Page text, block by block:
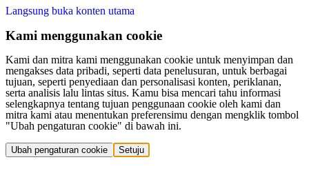
Langsung buka konten utama
Kami menggunakan cookie
Kami dan mitra kami menggunakan cookie untuk menyimpan dan
mengakses data pribadi, seperti data penelusuran, untuk berbagai
tujuan, seperti penyediaan dan personalisasi konten, periklanan,
serta analisis lalu lintas situs. Kamu bisa mencari tahu informasi
selengkapnya tentang tujuan penggunaan cookie oleh kami dan
mitra kami atau menentukan preferensimu dengan mengklik tombol
"Ubah pengaturan cookie" di bawah ini.
Ubah pengaturan cookie Setuju